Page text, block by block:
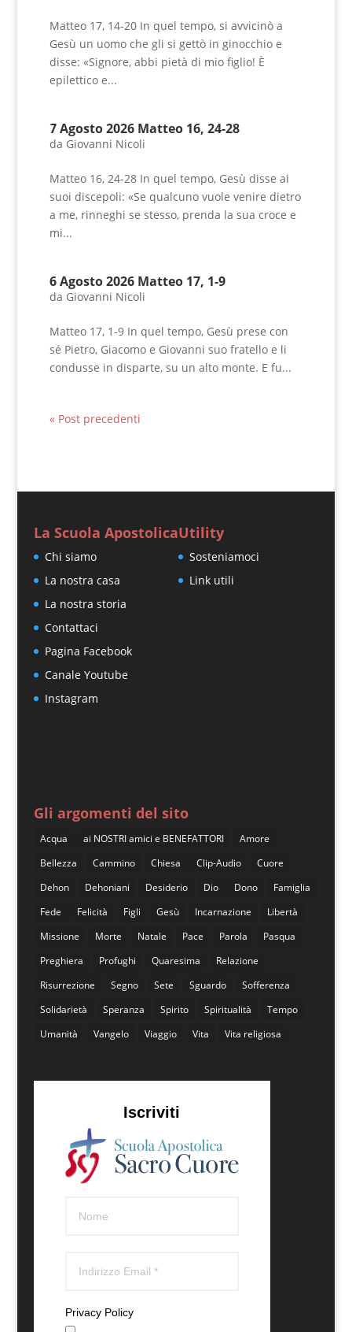
Matteo 17, 14-20 In quel tempo, si avvicinò a
Gesù un uomo che gli si gettò in ginocchio e
disse: «Signore, abbi pietà di mio figlio! È
epilettico e...
7 Agosto 2026 Matteo 16, 24-28
da Giovanni Nicoli
Matteo 16, 24-28 In quel tempo, Gesù disse ai
suoi discepoli: «Se qualcuno vuole venire dietro
a me, rinneghi se stesso, prenda la sua croce e
mi...
6 Agosto 2026 Matteo 17, 1-9
da Giovanni Nicoli
Matteo 17, 1-9 In quel tempo, Gesù prese con
sé Pietro, Giacomo e Giovanni suo fratello e li
condusse in disparte, su un alto monte. E fu...
« Post precedenti
La Scuola Apostolica
Chi siamo
La nostra casa
La nostra storia
Contattaci
Pagina Facebook
Canale Youtube
Instagram
Utility
Sosteniamoci
Link utili
Gli argomenti del sito
Acqua ai NOSTRI amici e BENEFATTORI
Amore
Bellezza
Cammino Chiesa Clip-Audio
Cuore
Dehon
Dehoniani Desiderio Dio Dono
Famiglia
Fede
Felicità Figli Gesù Incarnazione
Libertà
Missione
Morte Natale Pace Parola
Pasqua
Preghiera
Profughi Quaresima
Relazione
Risurrezione
Segno Sete Sguardo
Sofferenza
Solidarietà
Speranza Spirito Spiritualità
Tempo
Umanità
Vangelo Viaggio Vita Vita religiosa
Iscriviti
Privacy Policy